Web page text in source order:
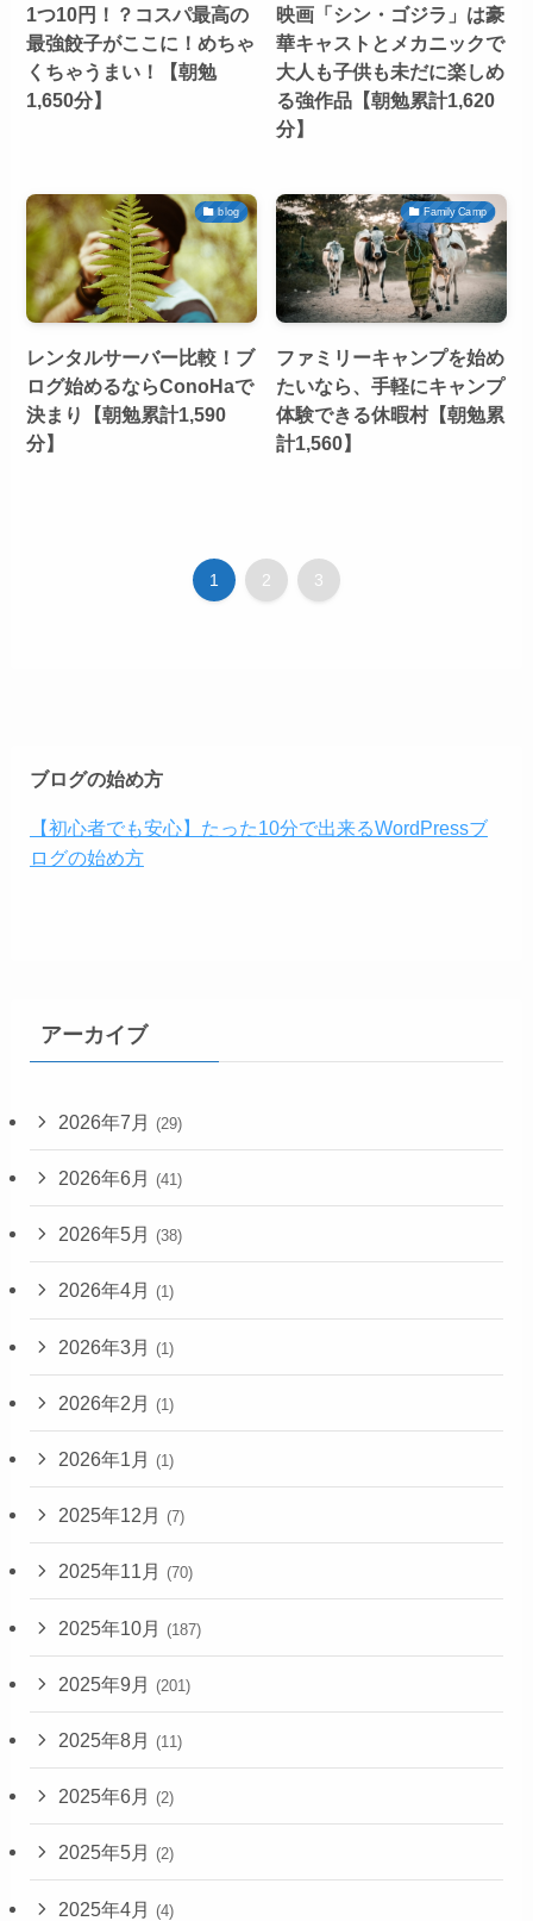
1つ10円！？コスパ最高の
最強餃子がここに！めちゃ
くちゃうまい！【朝勉
1,650分】
映画「シン・ゴジラ」は豪
華キャストとメカニックで
大人も子供も未だに楽しめ
る強作品【朝勉累計1,620
分】
blog
レンタルサーバー比較！ブ
ログ始めるならConoHaで
決まり【朝勉累計1,590
分】
Family Camp
ファミリーキャンプを始め
たいなら、手軽にキャンプ
体験できる休暇村【朝勉累
計1,560】
1 2 3
ブログの始め方
【初心者でも安心】たった10分で出来るWordPressブ
ログの始め方
アーカイブ
2026年7月 (29)
2026年6月 (41)
2026年5月 (38)
2026年4月 (1)
2026年3月 (1)
2026年2月 (1)
2026年1月 (1)
2025年12月 (7)
2025年11月 (70)
2025年10月 (187)
2025年9月 (201)
2025年8月 (11)
2025年6月 (2)
2025年5月 (2)
2025年4月 (4)